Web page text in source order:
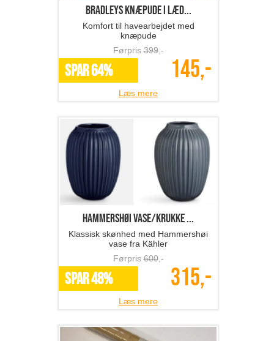
BRADLEYS knæpude i læd...
Komfort til havearbejdet med
knæpude
Førpris399,-
SPAR 64% 145,-
Læs mere
Hammershøi vase/krukke ...
Klassisk skønhed med Hammershøi
vase fra Kähler
Førpris600,-
SPAR 48% 315,-
Læs mere